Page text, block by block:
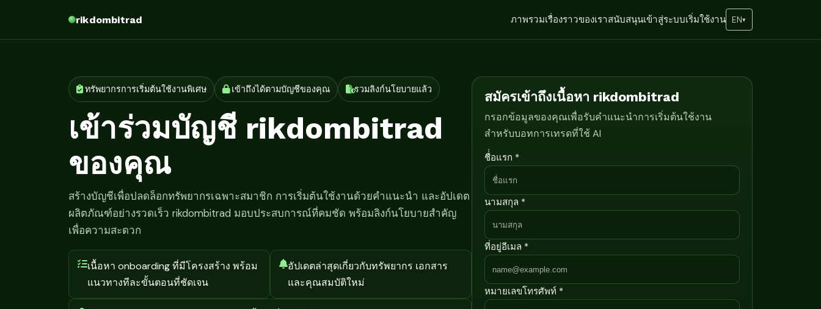
rikdombitrad ภาพรวมเรื่องราวของเราสนับสนุนเข้าสู่ระบบเริ่มใช้งาน EN▾
ทรัพยากรการเริ่มต้นใช้งานพิเศษ เข้าถึงได้ตามบัญชีของคุณ รวมลิงก์นโยบายแล้ว
เข้าร่วมบัญชี rikdombitrad
ของคุณ
สร้างบัญชีเพื่อปลดล็อกทรัพยากรเฉพาะสมาชิก การเริ่มต้นใช้งานด้วยคำแนะนำ และอัปเดต
ผลิตภัณฑ์อย่างรวดเร็ว rikdombitrad มอบประสบการณ์ที่คมชัด พร้อมลิงก์นโยบายสำคัญ
เพื่อความสะดวก
เนื้อหา onboarding ที่มีโครงสร้าง พร้อม
แนวทางทีละขั้นตอนที่ชัดเจน
อัปเดตล่าสุดเกี่ยวกับทรัพยากร เอกสาร
และคุณสมบัติใหม่
สมัครเข้าถึงเนื้อหา rikdombitrad
กรอกข้อมูลของคุณเพื่อรับคำแนะนำการเริ่มต้นใช้งาน
สำหรับบอทการเทรดที่ใช้ AI
ชื่่อแรก *
นามสกุล *
ที่อยู่อีเมล *
หมายเลขโทรศัพท์ *